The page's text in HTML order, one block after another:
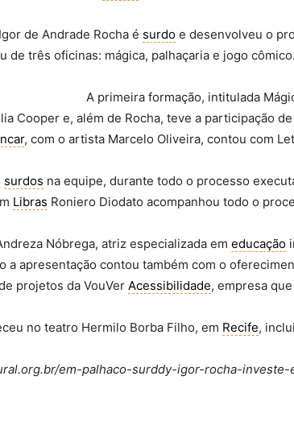
de Andrade Rocha é surdo e desenvolveu o
de três oficinas: mágica, palhaçaria e jogo cômico.
A primeira formação, intitulada
Cooper e, além de Rocha, teve a participação
, com o artista Marcelo Oliveira, contou com
surdos na equipe, durante todo o processo
Libras Roniero Diodato acompanhou todo o
Nóbrega, atriz especializada em educação
a apresentação contou também com o
projetos da VouVer Acessibilidade, empresa
no teatro Hermilo Borba Filho, em Recife,
em-palhaco-surddy-igor-rocha-